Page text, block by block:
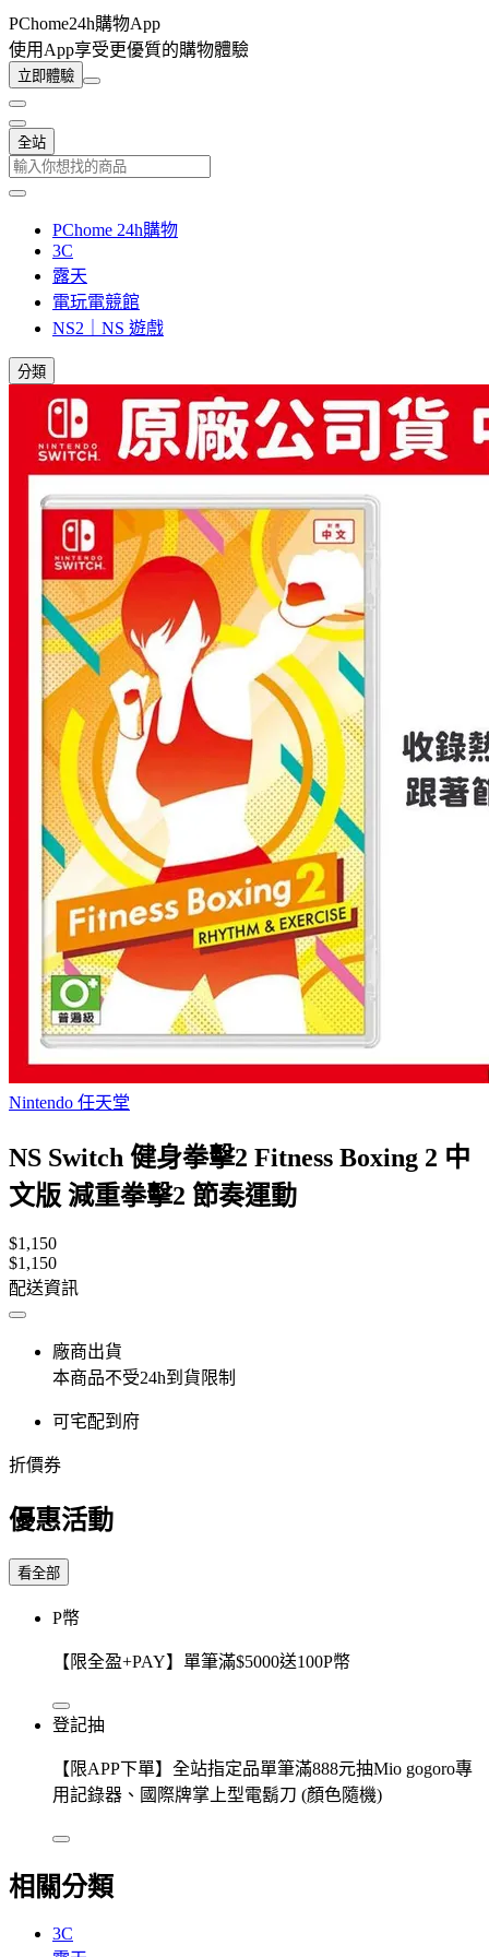
PChome24h購物App
使用App享受更優質的購物體驗
立即體驗
全站
PChome 24h購物
3C
露天
電玩電競館
NS2｜NS 遊戲
分類
Nintendo 任天堂
NS Switch 健身拳擊2 Fitness Boxing 2 中
文版 減重拳擊2 節奏運動
$1,150
$1,150
配送資訊
廠商出貨
本商品不受24h到貨限制
可宅配到府
折價券
優惠活動
看全部
P幣
【限全盈+PAY】單筆滿$5000送100P幣
登記抽
【限APP下單】全站指定品單筆滿888元抽Mio gogoro專
用記錄器、國際牌掌上型電鬍刀 (顏色隨機)
相關分類
3C